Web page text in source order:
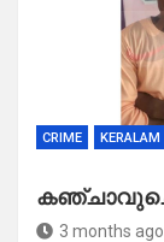
CRIME KERALAM
3 months ago